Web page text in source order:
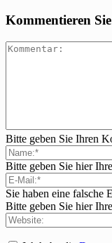
Kommentieren
Bitte geben Sie Ihren
Bitte geben Sie hier
Sie haben eine falsche
Bitte geben Sie hier